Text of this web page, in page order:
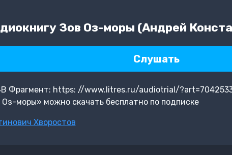
Зов Оз-моры (Андрей
Слушать
Фрагмент: https: //www.litres.ru/audiotrial/
моры» можно скачать бесплатно по подписке
Хворостов